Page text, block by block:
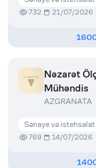
732 21/07/2026
Nəzarət
Mühəndis
AZGRANATA
Sənaye və istehsalat
769 14/07/2026